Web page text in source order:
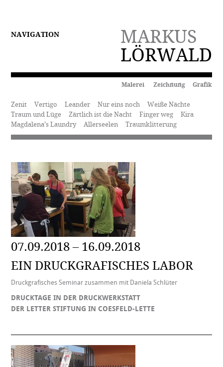
MARKUS
LÖRWALD
NAVIGATION
Malerei Zeichnung Grafik
Zenit Vertigo Leander Nur eins noch
Weiße Nächte
Traum und Lüge
Zärtlich ist die Nacht Finger weg
Kira
Magdalena’s Laundry
Allerseelen Traumklitterung
07.09.2018 – 16.09.2018
EIN DRUCKGRAFISCHES LABOR
Druckgrafisches Seminar zusammen mit Daniela Schlüter
DRUCKTAGE IN DER DRUCKWERKSTATT
DER LETTER STIFTUNG IN COESFELD-LETTE